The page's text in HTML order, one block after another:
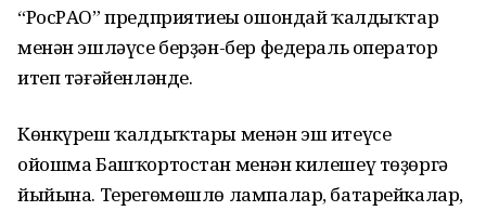
“РосРАО” предприятиеһы ошондай ҡалдыҡтар
менән эшләүсе берҙән-бер федераль оператор
итеп тәғәйенләнде.
Көнкүреш ҡалдыҡтары менән эш итеүсе
ойошма Башҡортостан менән килешеү төҙөргә
йыйына. Терегөмөшлө лампалар, батарейкалар,